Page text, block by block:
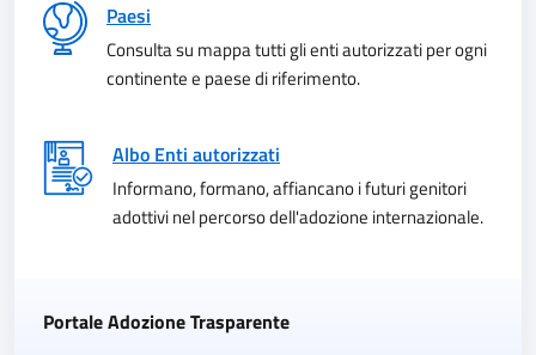
Paesi
Consulta su mappa tutti gli enti autorizzati per ogni
continente e paese di riferimento.
Albo Enti autorizzati
Informano, formano, affiancano i futuri genitori
adottivi nel percorso dell'adozione internazionale.
Portale Adozione Trasparente